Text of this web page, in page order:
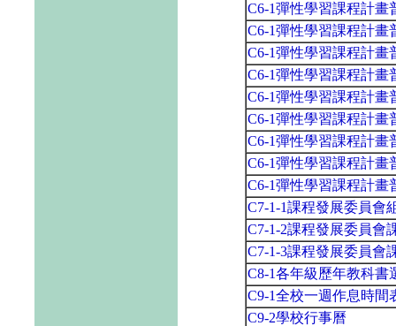
C6-1彈性學習課程計畫
C6-1彈性學習課程計畫
C6-1彈性學習課程計畫
C6-1彈性學習課程計畫
C6-1彈性學習課程計畫
C6-1彈性學習課程計畫
C6-1彈性學習課程計畫
C6-1彈性學習課程計畫
C6-1彈性學習課程計畫
C7-1-1課程發展委員會
C7-1-2課程發展委員會
C7-1-3課程發展委員會
C8-1各年級歷年教科書
C9-1全校一週作息時間
C9-2學校行事曆